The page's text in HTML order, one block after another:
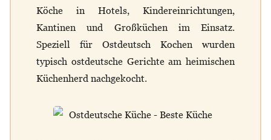
Köche in Hotels, Kindereinrichtungen,
Kantinen und Großküchen im Einsatz.
Speziell für Ostdeutsch Kochen wurden
typisch ostdeutsche Gerichte am heimischen
Küchenherd nachgekocht.